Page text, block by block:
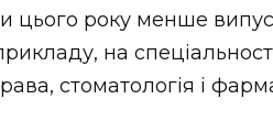
цього року менше
на
стоматологія і